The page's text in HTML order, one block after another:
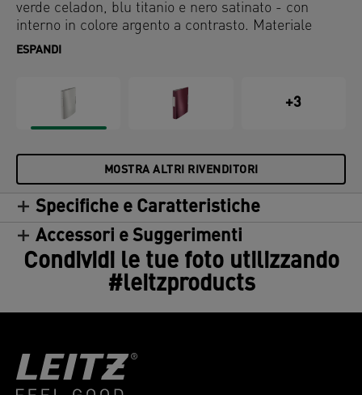
verde celadon, blu titanio e nero satinato - con
interno in colore argento a contrasto. Materiale
leggero e design ergonomico per una facile gestione
ESPANDI
+3
MOSTRA ALTRI RIVENDITORI
Specifiche e Caratteristiche
Accessori e Suggerimenti
Condividi le tue foto utilizzando
#leitzproducts